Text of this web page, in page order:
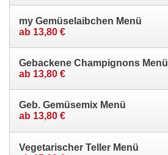
my Gemüselaibchen Menü
ab 13,80 €
Gebackene Champignons Menü
ab 13,80 €
Geb. Gemüsemix Menü
ab 13,80 €
Vegetarischer Teller Menü